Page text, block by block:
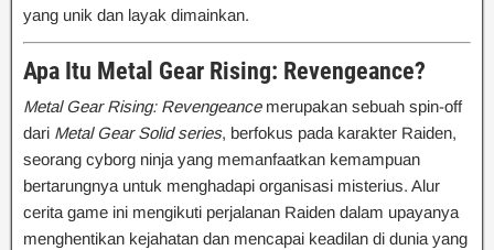
yang unik dan layak dimainkan.
Apa Itu Metal Gear Rising: Revengeance?
Metal Gear Rising: Revengeancemerupakan sebuah spin-off
dari Metal Gear Solid series, berfokus pada karakter Raiden,
seorang cyborg ninja yang memanfaatkan kemampuan
bertarungnya untuk menghadapi organisasi misterius. Alur
cerita game ini mengikuti perjalanan Raiden dalam upayanya
menghentikan kejahatan dan mencapai keadilan di dunia yang